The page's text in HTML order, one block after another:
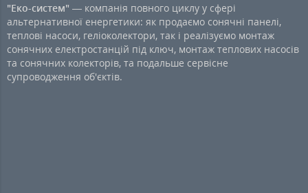
"Еко-систем" — компанія повного циклу у сфері
альтернативної енергетики: як продаємо сонячні панелі,
теплові насоси, геліоколектори, так і реалізуємо монтаж
сонячних електростанцій під ключ, монтаж теплових насосів
та сонячних колекторів, та подальше сервісне
супроводження об'єктів.